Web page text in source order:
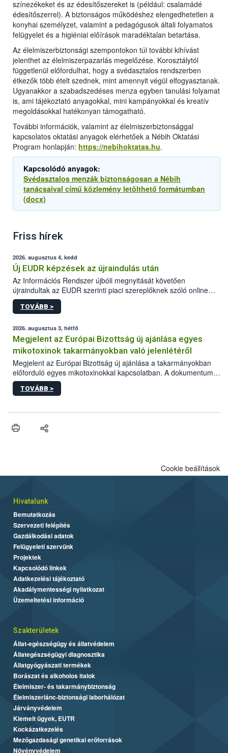
színezékeket és az édesítőszereket is (például: csalamádé
édesítőszerrel). A biztonságos működéshez elengedhetetlen a
konyhai személyzet, valamint a pedagógusok általi folyamatos
felügyelet és a higiéniai előírások maradéktalan betartása.
Az élelmiszerbiztonsági szempontokon túl további kihívást
jelenthet az élelmiszerpazarlás megelőzése. Korosztálytól
függetlenül előfordulhat, hogy a svédasztalos rendszerben
étkezők több ételt szednek, mint amennyit végül elfogyasztanak.
Ugyanakkor a szabadszedéses menza egyben tanulási folyamat
is, ami tájékoztató anyagokkal, mini kampányokkal és kreatív
megoldásokkal hatékonyan támogatható.
További információk, valamint az élelmiszerbiztonsággal
kapcsolatos oktatási anyagok elérhetőek a Nébih Oktatási
Program honlapján: https://nebihoktatas.hu.
Kapcsolódó anyagok:
Svédasztalos menzák biztonságosan a Nébih
tanácsaival című közlemény letölthető formátumban
(docx)
Friss hírek
2026. augusztus 4, kedd
Új EUDR képzések az újraindulás után
Az Információs Rendszer újbóli megnyitását követően
újraindultak az EUDR szerinti piaci szereplőknek szóló online
képzések.
TOVÁBB >
2026. augusztus 3, hétfő
Megjelent az Európai Bizottság új ajánlása egyes
mikotoxinok takarmányokban való jelenlétéről
Megjelent az Európai Bizottság új ajánlása a takarmányokban
előforduló egyes mikotoxinokkal kapcsolatban. A dokumentum
2027-től új irányértékek alkalmazását írja elő, és a jelenleg
hatályos uniós ajánlások helyébe lép.
TOVÁBB >
Cookie beállítások
Hivatalunk
Bemutatkozás
Szervezeti felépítés
Gazdálkodási adatok
Felügyeleti szervünk
Projektek
Kapcsolódó linkek
Adatkezelési tájékoztató
Akadálymentességi nyilatkozat
Üzemeltetési információ
Szakterületek
Állat-egészségügy és állatvédelem
Állategészségügyi diagnosztika
Állatgyógyászati termékek
Borászat és alkoholos italok
Élelmiszer- és takarmánybiztonság
Élelmiszerlánc-biztonsági laborhálózat
Járványvédelem
Kiemelt ügyek, EUTR
Kockázatkezelés
Mezőgazdasági genetikai erőforrások
Növényvédelem